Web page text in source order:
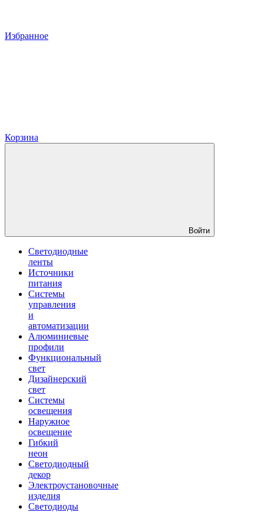
Избранное
Корзина
Войти
Светодиодные
ленты
Источники
питания
Системы
управления
и
автоматизации
Алюминиевые
профили
Функциональный
свет
Дизайнерский
свет
Системы
освещения
Наружное
освещение
Гибкий
неон
Светодиодный
декор
Электроустановочные
изделия
Светодиоды